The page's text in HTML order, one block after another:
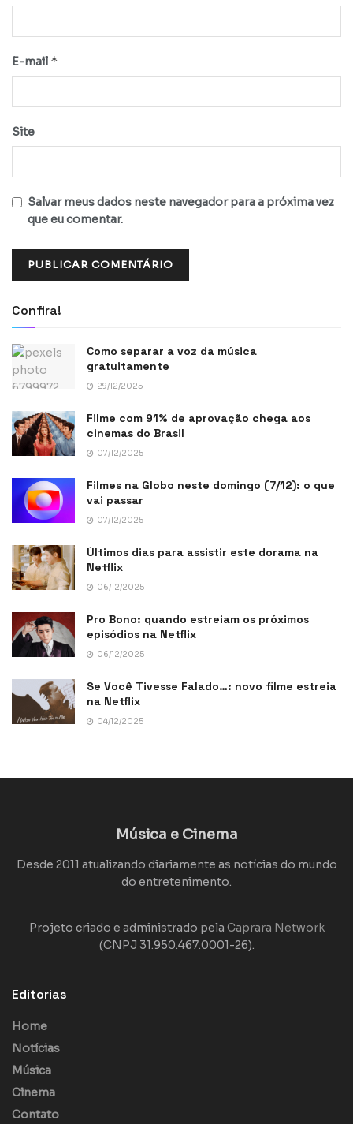
E-mail *
Site
Salvar meus dados neste navegador para a próxima vez
que eu comentar.
Confira!
Como separar a voz da música
gratuitamente
29/12/2025
Filme com 91% de aprovação chega aos
cinemas do Brasil
07/12/2025
Filmes na Globo neste domingo (7/12): o que
vai passar
07/12/2025
Últimos dias para assistir este dorama na
Netflix
06/12/2025
Pro Bono: quando estreiam os próximos
episódios na Netflix
06/12/2025
Se Você Tivesse Falado…: novo filme estreia
na Netflix
04/12/2025
Música e Cinema
Desde 2011 atualizando diariamente as notícias do mundo
do entretenimento.
Projeto criado e administrado pela Caprara Network
(CNPJ 31.950.467.0001-26).
Editorias
Home
Notícias
Música
Cinema
Contato